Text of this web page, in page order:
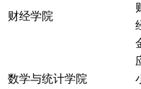
财经学院
数学与统计学院